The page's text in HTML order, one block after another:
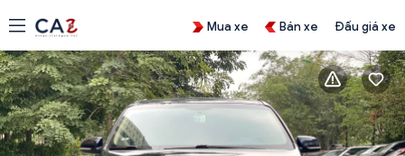
Mua xe Bán xe Đấu giá xe